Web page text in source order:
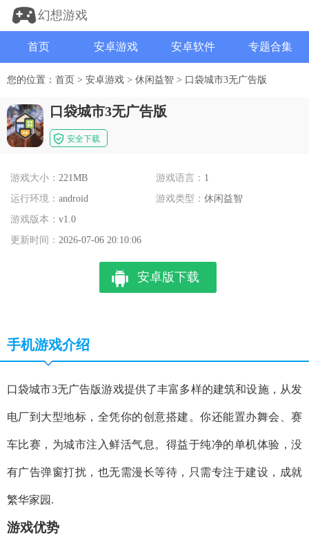
幻想游戏
首页 安卓游戏 安卓软件 专题合集
您的位置： 首页 > 安卓游戏 > 休闲益智 > 口袋城市3无广告版
口袋城市3无广告版
安全下载
游戏大小： 221MB 游戏语言： 1
运行环境： android 游戏类型：休闲益智
游戏版本： v1.0
更新时间： 2026-07-06 20:10:06
安卓版下载
手机游戏介绍
口袋城市3无广告版游戏提供了丰富多样的建筑和设施，从发
电厂到大型地标，全凭你的创意搭建。你还能置办舞会、赛
车比赛，为城市注入鲜活气息。得益于纯净的单机体验，没
有广告弹窗打扰，也无需漫长等待，只需专注于建设，成就
繁华家园.
游戏优势